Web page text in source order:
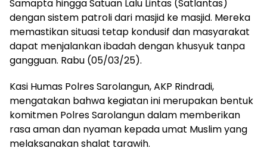
Samapta hingga Satuan Lalu Lintas (Satlantas)
dengan sistem patroli dari masjid ke masjid. Mereka
memastikan situasi tetap kondusif dan masyarakat
dapat menjalankan ibadah dengan khusyuk tanpa
gangguan. Rabu (05/03/25).
Kasi Humas Polres Sarolangun, AKP Rindradi,
mengatakan bahwa kegiatan ini merupakan bentuk
komitmen Polres Sarolangun dalam memberikan
rasa aman dan nyaman kepada umat Muslim yang
melaksanakan shalat tarawih.